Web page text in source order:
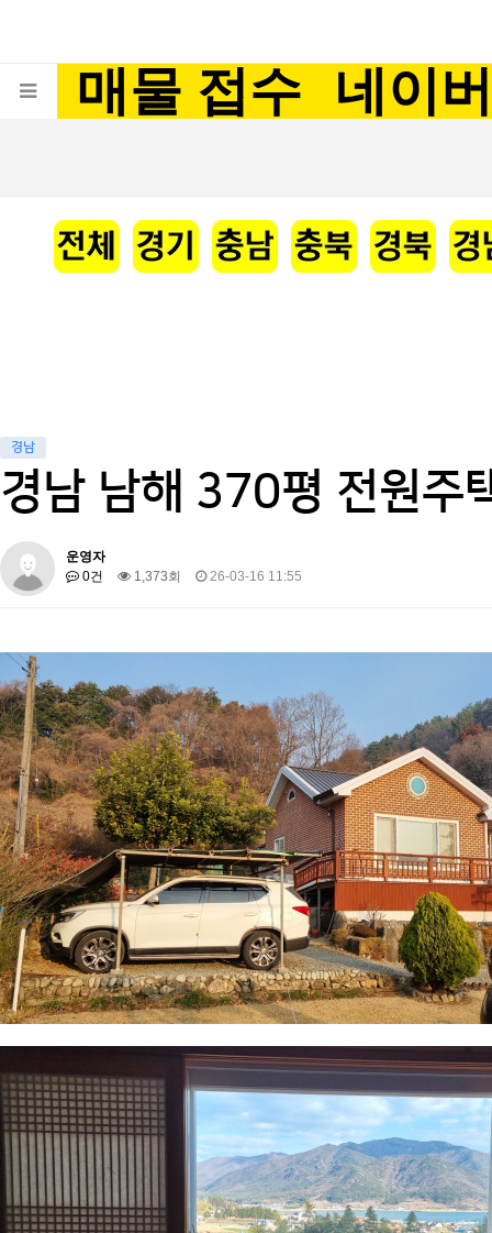
매물 접수 네이
경남
경남 남해 370평 전원주
운영자
0건
1,373회 26-03-16 11:55